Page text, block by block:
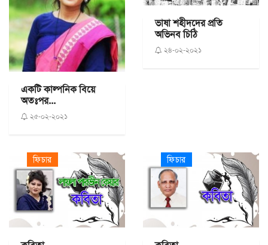
একটি কাল্পনিক বিয়ে
অতঃপর...
২৫-০২-২০২১
ভাষা শহীদদের প্রতি
অভিনব চিঠি
২৪-০২-২০২১
ফিচার ফিচার